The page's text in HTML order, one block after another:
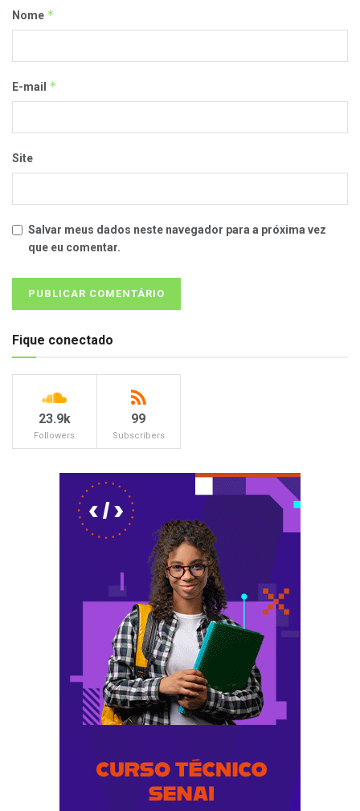
Nome *
E-mail *
Site
Salvar meus dados neste navegador para a próxima vez
que eu comentar.
Fique conectado
23.9k
Followers
99
Subscribers